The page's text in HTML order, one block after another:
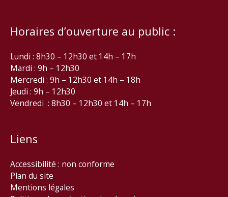
Horaires d’ouverture au public :
Lundi : 8h30 – 12h30 et 14h – 17h
Mardi : 9h – 12h30
Mercredi : 9h – 12h30 et 14h – 18h
Jeudi : 9h – 12h30
Vendredi : 8h30 – 12h30 et 14h – 17h
Liens
Accessibilité : non conforme
Plan du site
Mentions légales